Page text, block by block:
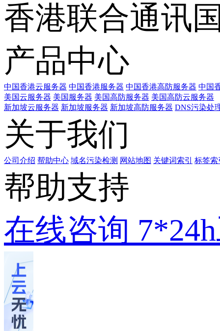
香港联合通讯
产品中心
中国香港云服务器 中国香港服务器 中国香港高防服务器 中国
美国云服务器 美国服务器 美国高防服务器 美国高防云服务器
新加坡云服务器 新加坡服务器 新加坡高防服务器 DNS污染处
关于我们
公司介绍 帮助中心 域名污染检测 网站地图 关键词索引 标签索
帮助支持
在线咨询